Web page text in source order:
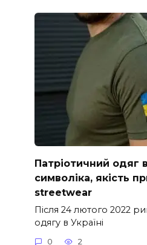
Патріотичний одяг
символіка, якість
streetwear
Після 24 лютого 2022
одягу в Україні
0 2